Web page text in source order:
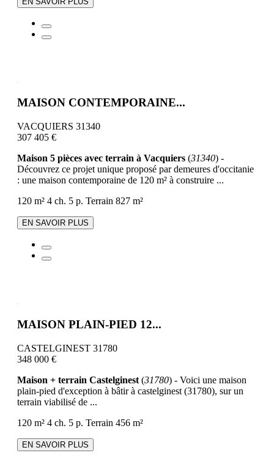
MAISON CONTEMPORAINE...
VACQUIERS 31340
307 405 €
Maison 5 pièces avec terrain à Vacquiers (31340) -
Découvrez ce projet unique proposé par demeures d'occitanie
: une maison contemporaine de 120 m² à construire ...
120 m² 4 ch. 5 p. Terrain 827 m²
EN SAVOIR PLUS
MAISON PLAIN-PIED 12...
CASTELGINEST 31780
348 000 €
Maison + terrain Castelginest (31780) - Voici une maison
plain-pied d'exception à bâtir à castelginest (31780), sur un
terrain viabilisé de ...
120 m² 4 ch. 5 p. Terrain 456 m²
EN SAVOIR PLUS